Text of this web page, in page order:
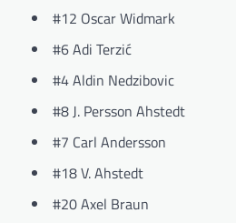
#12 Oscar Widmark
#6 Adi Terzić
#4 Aldin Nedzibovic
#8 J. Persson Ahstedt
#7 Carl Andersson
#18 V. Ahstedt
#20 Axel Braun